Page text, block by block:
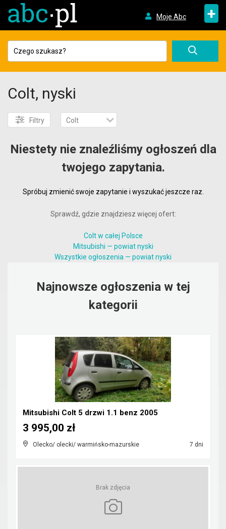
Moje Abc +
Colt, nyski
Filtry Colt
Niestety nie znaleźliśmy ogłoszeń dla
twojego zapytania.
Spróbuj zmienić swoje zapytanie i wyszukać jeszcze raz.
Sprawdź, gdzie znajdziesz więcej ofert:
Colt w całej Polsce
Mitsubishi — powiat nyski
Wszystkie ogłoszenia — powiat nyski
Najnowsze ogłoszenia w tej
kategorii
Mitsubishi Colt 5 drzwi 1.1 benz 2005
Olecko/ olecki/ warmińsko-mazurskie 7 dni
3 995,00 zł
Brak zdjęcia